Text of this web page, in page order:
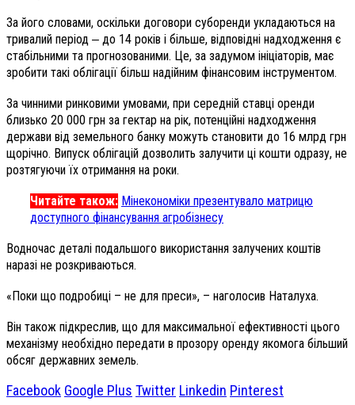
За його словами, оскільки договори суборенди укладаються на
тривалий період ‒ до 14 років і більше, відповідні надходження є
стабільними та прогнозованими. Це, за задумом ініціаторів, має
зробити такі облігації більш надійним фінансовим інструментом.
За чинними ринковими умовами, при середній ставці оренди
близько 20 000 грн за гектар на рік, потенційні надходження
держави від земельного банку можуть становити до 16 млрд грн
щорічно. Випуск облігацій дозволить залучити ці кошти одразу, не
розтягуючи їх отримання на роки.
Читайте також: Мінекономіки презентувало матрицю
доступного фінансування агробізнесу
Водночас деталі подальшого використання залучених коштів
наразі не розкриваються.
«Поки що подробиці – не для преси», – наголосив Наталуха.
Він також підкреслив, що для максимальної ефективності цього
механізму необхідно передати в прозору оренду якомога більший
обсяг державних земель.
Facebook Google Plus Twitter Linkedin Pinterest